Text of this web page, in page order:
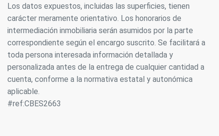
Los datos expuestos, incluidas las superficies, tienen
carácter meramente orientativo. Los honorarios de
intermediación inmobiliaria serán asumidos por la parte
correspondiente según el encargo suscrito. Se facilitará a
toda persona interesada información detallada y
personalizada antes de la entrega de cualquier cantidad a
cuenta, conforme a la normativa estatal y autonómica
aplicable.
#ref:CBES2663
Analíticas y personalización
Permiten realizar el seguimiento y análisis del
comportamiento de los usuarios de este sitio web. La
información recogida mediante este tipo de cookies se
utiliza en la medición de la actividad de la web para la
elaboración de perfiles de navegación de los usuarios con
el fin de introducir mejoras en función del análisis de los
datos de uso que hacen los usuarios del servicio. Permiten
guardar la información de preferencia del usuario para
mejorar la calidad de nuestros servicios y para ofrecer una
mejor experiencia a través de productos recomendados.